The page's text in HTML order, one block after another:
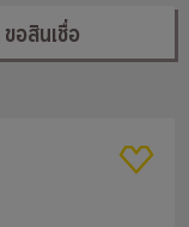
ขอสินเชื่อ